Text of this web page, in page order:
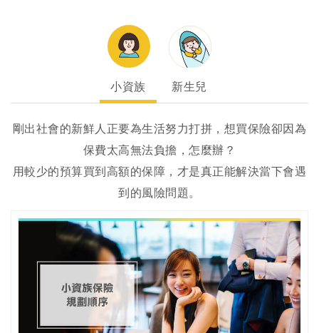
小資族 新生兒
剛出社會的新鮮人正要為生活努力打拼，想買保險卻因為
保費太高無法負擔，怎麼辦？
用較少的預算買到高額的保障，才是真正能解決當下會遇
到的風險問題。